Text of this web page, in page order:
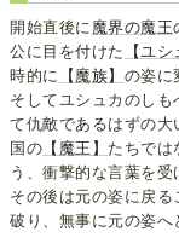
開始直後に 魔界の魔王
公に目を付けた
【ユシ
時的に
【魔族】 の姿に
そしてユシュカのし
て仇敵であるはずの大
国の 【魔王】 たちでは
う、衝撃的な言葉を受
その後は元の姿に戻る
破り、無事に元の姿へ